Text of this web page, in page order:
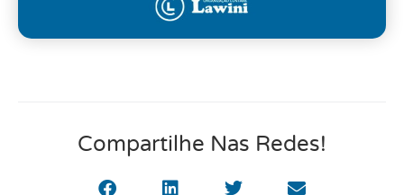
Compartilhe Nas Redes!